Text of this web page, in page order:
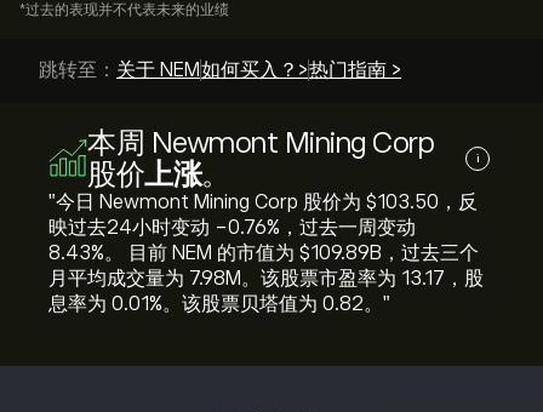
*过去的表现并不代表未来的业绩
跳转至： 关于 NEM如何买入？>热门指南 >
本周 Newmont Mining Corp
股价上涨。 i
"今日 Newmont Mining Corp 股价为 ‎$‎103.50，反
映过去24小时变动 ‎-0.76‎%，过去一周变动
‎8.43‎%。 目前 NEM 的市值为 ‎$‎109.89B，过去三个
月平均成交量为 7.98M。该股票市盈率为 13.17，股
息率为 0.01%。该股票贝塔值为 0.82。"